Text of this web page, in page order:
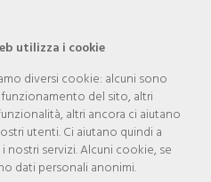
a Svizzera e Principato del
utilizza i cookie
diversi cookie: alcuni sono
del sito, altri
altri ancora ci aiutano
utenti. Ci aiutano quindi a
servizi. Alcuni cookie, se
dati personali anonimi.